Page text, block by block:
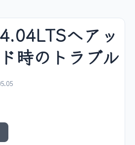
へアッ
時のトラブル
シェア